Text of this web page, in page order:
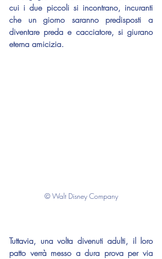
cui i due piccoli si incontrano, incuranti
che un giorno saranno predisposti a
diventare preda e cacciatore, si giurano
eterna amicizia.
© Walt Disney Company
Tuttavia, una volta divenuti adulti, il loro
patto verrà messo a dura prova per via